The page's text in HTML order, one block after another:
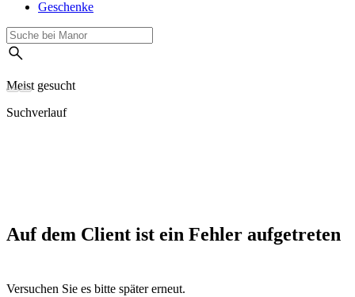
Geschenke
Meist gesucht
Suchverlauf
Auf dem Client ist ein Fehler aufgetreten
Versuchen Sie es bitte später erneut.